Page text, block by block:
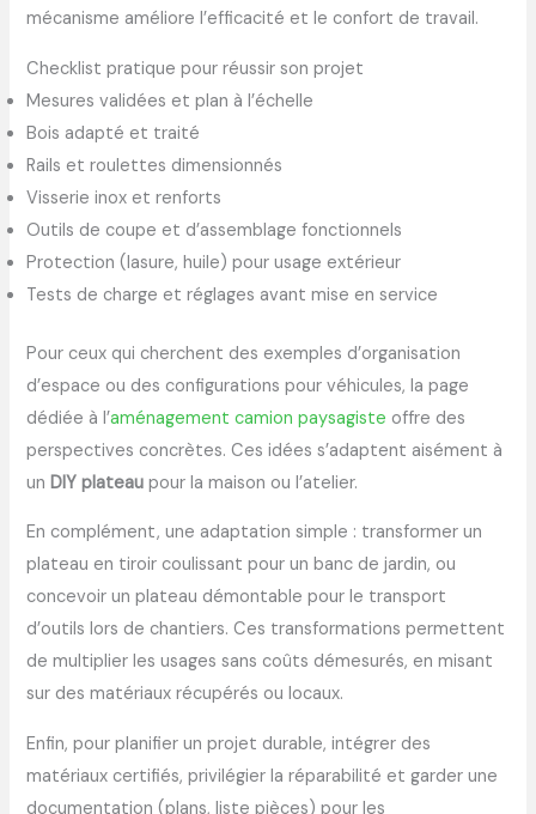
mécanisme améliore l’efficacité et le confort de travail.
Checklist pratique pour réussir son projet
Mesures validées et plan à l’échelle
Bois adapté et traité
Rails et roulettes dimensionnés
Visserie inox et renforts
Outils de coupe et d’assemblage fonctionnels
Protection (lasure, huile) pour usage extérieur
Tests de charge et réglages avant mise en service
Pour ceux qui cherchent des exemples d’organisation
d’espace ou des configurations pour véhicules, la page
dédiée à l’aménagement camion paysagiste offre des
perspectives concrètes. Ces idées s’adaptent aisément à
un DIY plateau pour la maison ou l’atelier.
En complément, une adaptation simple : transformer un
plateau en tiroir coulissant pour un banc de jardin, ou
concevoir un plateau démontable pour le transport
d’outils lors de chantiers. Ces transformations permettent
de multiplier les usages sans coûts démesurés, en misant
sur des matériaux récupérés ou locaux.
Enfin, pour planifier un projet durable, intégrer des
matériaux certifiés, privilégier la réparabilité et garder une
documentation (plans, liste pièces) pour les